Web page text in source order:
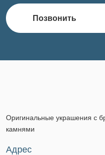
Позвонить
Оригинальные украшения с
камнями
Адрес